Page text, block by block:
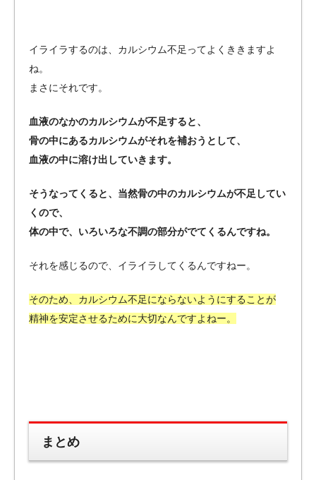
イライラするのは、カルシウム不足ってよくききますよ
ね。
まさにそれです。
血液のなかのカルシウムが不足すると、
骨の中にあるカルシウムがそれを補おうとして、
血液の中に溶け出していきます。
そうなってくると、当然骨の中のカルシウムが不足してい
くので、
体の中で、いろいろな不調の部分がでてくるんですね。
それを感じるので、イライラしてくるんですねー。
そのため、カルシウム不足にならないようにすることが
精神を安定させるために大切なんですよねー。
まとめ